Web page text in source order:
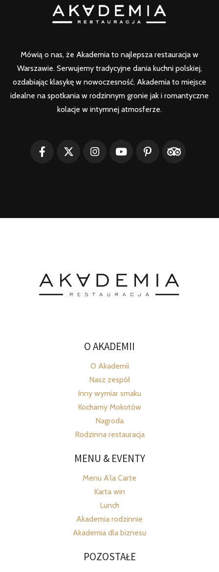
Mówią o nas, że Akademia to najlepsza restauracja w
Warszawie. Serwujemy tradycyjne dania kuchni polskiej,
ozdabiając klasykę w nowoczesność. Akademia to miejsce
idealne na spotkania w rodzinnym gronie jak i romantyczne
kolacje w intymnej atmosferze.
O AKADEMII
O Akademii
Nasz zespół
Inny wymiar smaku
Kochamy Mokotów
Nagroda
Rodzinna restauracja
MENU & EVENTY
Menu A’la Carte
Karta win
Lunch
Akademia rodzinnie
Akademia dla biznesu
POZOSTAŁE